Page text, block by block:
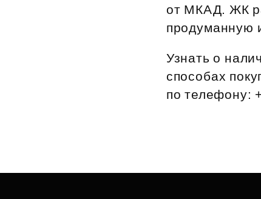
от МКАД. ЖК
продуманную
Узнать о
способах
по телефону: